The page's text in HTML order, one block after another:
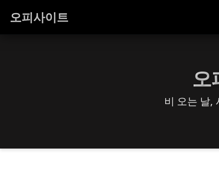
오피사이트
오
비 오는 날,